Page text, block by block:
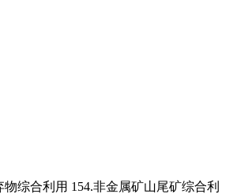
综合利用 154.非金属矿山尾矿综合利